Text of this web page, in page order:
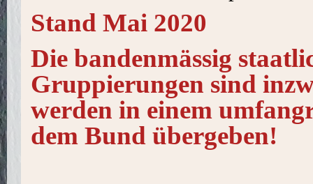
Stand Mai 2020
Die bandenmässig
Gruppierungen sind
werden in einem
dem Bund übergeben!